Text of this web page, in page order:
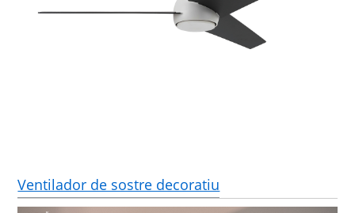
Ventilador de sostre decoratiu